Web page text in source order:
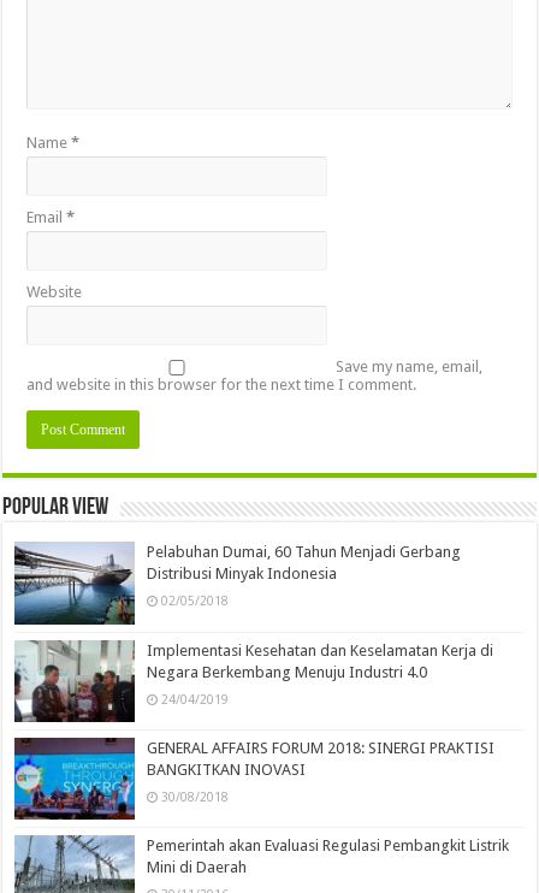
Name*
Email*
Website
Save my name, email,
and website in this browser for the next time I comment.
Popular view
Pelabuhan Dumai, 60 Tahun Menjadi Gerbang
Distribusi Minyak Indonesia
02/05/2018
Implementasi Kesehatan dan Keselamatan Kerja di
Negara Berkembang Menuju Industri 4.0
24/04/2019
GENERAL AFFAIRS FORUM 2018: SINERGI PRAKTISI
BANGKITKAN INOVASI
30/08/2018
Pemerintah akan Evaluasi Regulasi Pembangkit Listrik
Mini di Daerah